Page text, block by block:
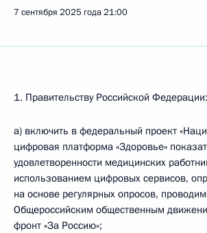
7 сентября 2025 года21:00
1. Правительству Российской Федерации:
а) включить в федеральный проект
цифровая платформа «Здоровье»
удовлетворенности медицинских
использованием цифровых сервисов,
на основе регулярных опросов,
Общероссийским общественным
фронт «За Россию»;